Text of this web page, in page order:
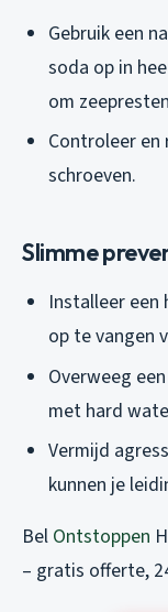
Gebruik een
soda op in
om
Controleer
schroeven.
Slimme
Installeer een
op te vangen
Overweeg
met hard
Vermijd
kunnen je
Bel Ontstoppen
– gratis offerte,